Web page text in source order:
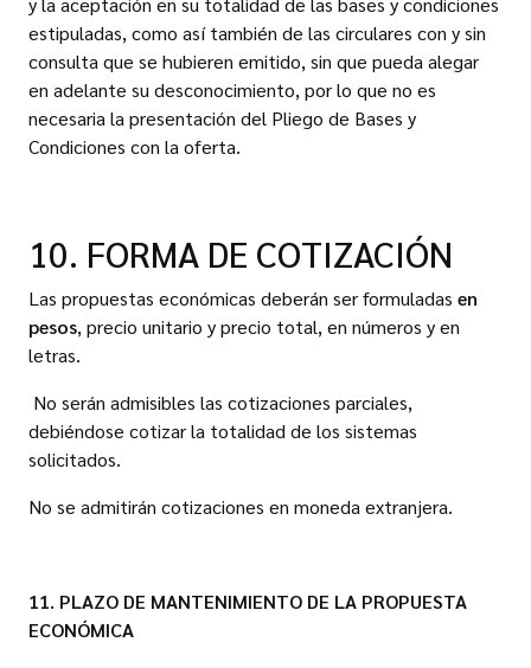
estipuladas, como así también de las circulares con y sin
consulta que se hubieren emitido, sin que pueda alegar
en adelante su desconocimiento, por lo que no es
necesaria la presentación del Pliego de Bases y
Condiciones con la oferta.
10. FORMA DE COTIZACIÓN
Las propuestas económicas deberán ser formuladas en
pesos, precio unitario y precio total, en números y en
letras.
No serán admisibles las cotizaciones parciales,
debiéndose cotizar la totalidad de los sistemas
solicitados.
No se admitirán cotizaciones en moneda extranjera.
11. PLAZO DE MANTENIMIENTO DE LA PROPUESTA
ECONÓMICA